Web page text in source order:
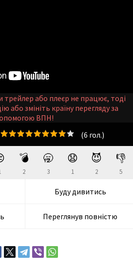
💣
2
🥱
3
😧
1
😈
2
👎
5
Буду дивитись
Переглянув повністю
(6 гол.)
або плеєр не працює, тоді
або змініть країну перегляду за
ВПН!